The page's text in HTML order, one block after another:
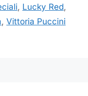
, Lucky Red,
, Vittoria Puccini